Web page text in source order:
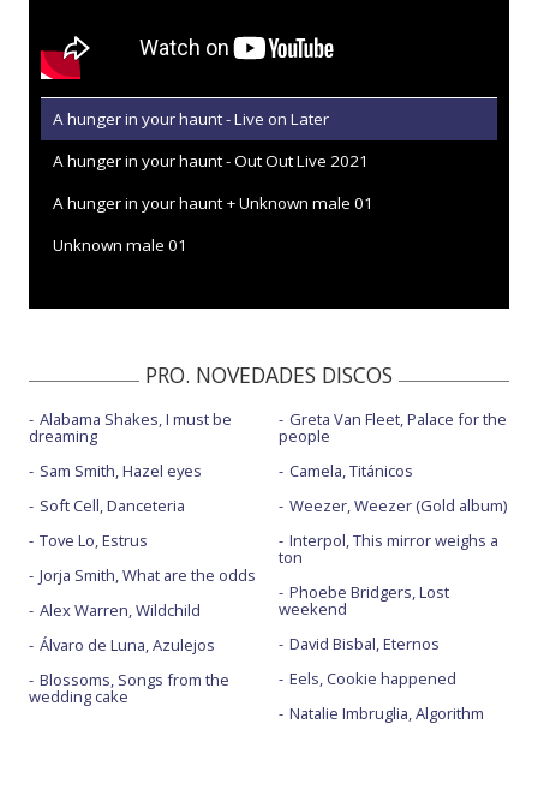
A hunger in your haunt - Live on Later
A hunger in your haunt - Out Out Live 2021
A hunger in your haunt + Unknown male 01
Unknown male 01
PRO. NOVEDADES DISCOS
Alabama Shakes, I must be
dreaming
Sam Smith, Hazel eyes
Soft Cell, Danceteria
Tove Lo, Estrus
Jorja Smith, What are the odds
Alex Warren, Wildchild
Álvaro de Luna, Azulejos
Blossoms, Songs from the
wedding cake
Greta Van Fleet, Palace for the
people
Camela, Titánicos
Weezer, Weezer (Gold album)
Interpol, This mirror weighs a
ton
Phoebe Bridgers, Lost
weekend
David Bisbal, Eternos
Eels, Cookie happened
Natalie Imbruglia, Algorithm